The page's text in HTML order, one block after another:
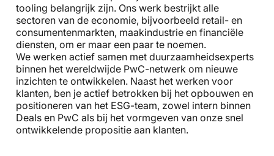
tooling belangrijk zijn. Ons werk bestrijkt alle
sectoren van de economie, bijvoorbeeld retail- en
consumentenmarkten, maakindustrie en financiële
diensten, om er maar een paar te noemen.
We werken actief samen met duurzaamheidsexperts
binnen het wereldwijde PwC-netwerk om nieuwe
inzichten te ontwikkelen. Naast het werken voor
klanten, ben je actief betrokken bij het opbouwen en
positioneren van het ESG-team, zowel intern binnen
Deals en PwC als bij het vormgeven van onze snel
ontwikkelende propositie aan klanten.